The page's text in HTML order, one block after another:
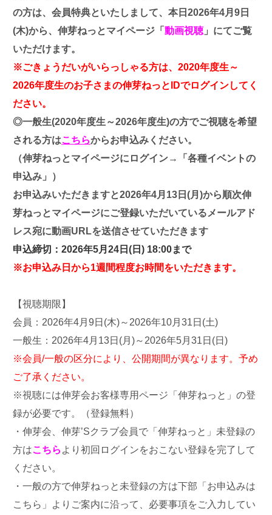
の方は、会員特典といたしまして、 本日2026年4月9日
(木)から、伸芽ねっとマイページ「 動画視聴」にてご覧
いただけます。
※ごきょうだいがいらっしゃる方は、2020年度生～
2026年度生のお子さまの伸芽ねっとIDでログインしてく
ださい。
◎一般生(2020年度生～2026年度生)の方でご視聴を希望
される方はこちらからお申込みください。
（伸芽ねっとマイページにログイン→「各種イベントの
申込み」）
お申込みいただきますと2026年4月13日(月)から順次伸
芽ねっとマイページにご登録いただいているメールアド
レス宛に動画URLを送信させていただきます
申込締切：2026年5月24日(日) 18:00まで
※お申込み日から1週間程度お時間をいただきます。
【視聴期限】
会員：2026年4月9日(木)～2026年10月31日(土)
一般生：2026年4月13日(月)～2026年5月31日(日)
※会員/一般の区分により、公開期間が異なります。予め
ご了承ください。
※視聴には伸芽会お客様専用ページ「伸芽ねっと」の登
録が必要です。（登録無料）
・伸芽会、伸芽’Sクラブ会員で「伸芽ねっと」未登録の
方はこちら より初回ログインをおこない登録を完了して
ください。
・一般の方で伸芽ねっと未登録の方は下部「お申込みは
こちら」よりご案内に沿って、必要事項をご入力してい